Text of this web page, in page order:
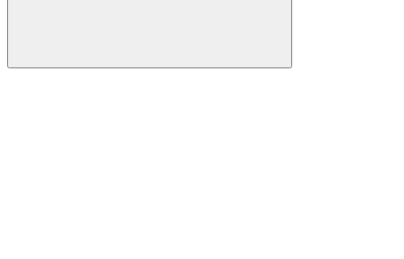
Buscar